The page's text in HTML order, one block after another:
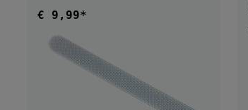
Regulärer Preis:
€ 9,99*